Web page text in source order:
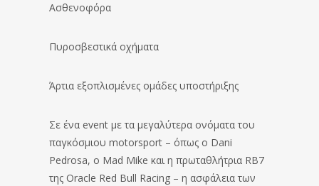
Ασθενοφόρα
Πυροσβεστικά οχήματα
Άρτια εξοπλισμένες ομάδες υποστήριξης
Σε ένα event με τα μεγαλύτερα ονόματα του
παγκόσμιου motorsport – όπως ο Dani
Pedrosa, ο Mad Mike και η πρωταθλήτρια RB7
της Oracle Red Bull Racing – η ασφάλεια των